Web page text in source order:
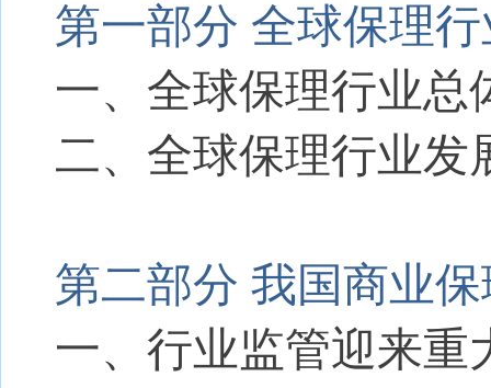
第一部分 全球保理
一、全球保理行业总
二、全球保理行业发
第二部分 我国商业
一、行业监管迎来重